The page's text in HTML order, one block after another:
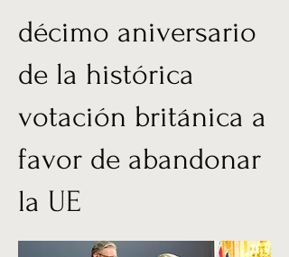
décimo aniversario
de la histórica
votación británica a
favor de abandonar
la UE